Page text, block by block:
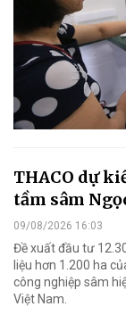
THACO dự
tầm sâm
09/08/2026 16:03
Đề xuất đầu tư
liệu hơn 1.200 ha
công nghiệp sâm
Việt Nam.